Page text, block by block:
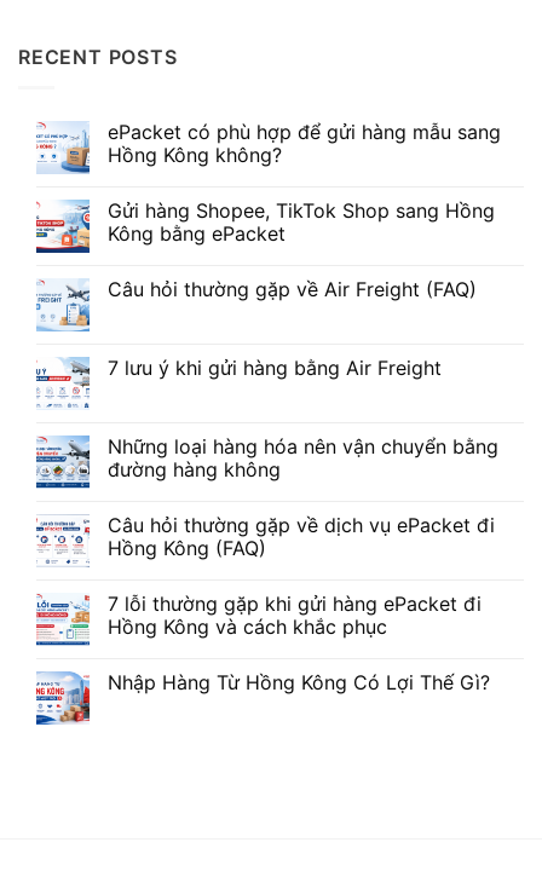
RECENT POSTS
ePacket có phù hợp để gửi hàng mẫu sang
Hồng Kông không?
Gửi hàng Shopee, TikTok Shop sang Hồng
Kông bằng ePacket
Câu hỏi thường gặp về Air Freight (FAQ)
7 lưu ý khi gửi hàng bằng Air Freight
Những loại hàng hóa nên vận chuyển bằng
đường hàng không
Câu hỏi thường gặp về dịch vụ ePacket đi
Hồng Kông (FAQ)
7 lỗi thường gặp khi gửi hàng ePacket đi
Hồng Kông và cách khắc phục
Nhập Hàng Từ Hồng Kông Có Lợi Thế Gì?